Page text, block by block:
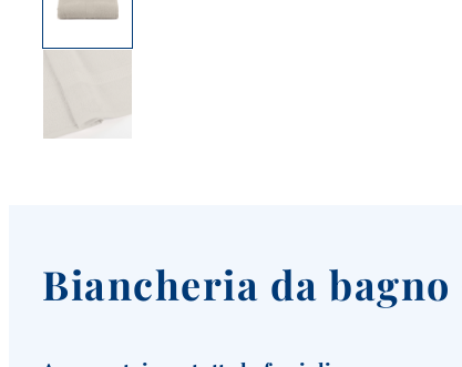
Biancheria da bagno